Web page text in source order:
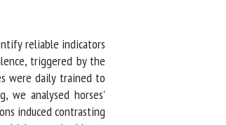
reliable indicators
triggered by the
were daily trained to
analysed horses’
induced contrasting